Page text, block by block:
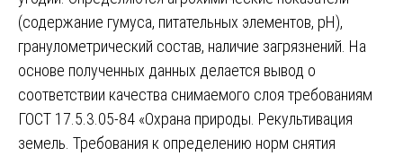
(содержание гумуса, питательных элементов, pH),
гранулометрический состав, наличие загрязнений. На
основе полученных данных делается вывод о
соответствии качества снимаемого слоя требованиям
ГОСТ 17.5.3.05-84 «Охрана природы. Рекультивация
земель. Требования к определению норм снятия